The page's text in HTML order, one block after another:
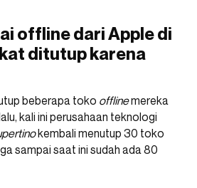
offline dari Apple di
ditutup karena
beberapa toko offlinemereka
kali ini perusahaan teknologi
kembali menutup 30 toko
sampai saat ini sudah ada 80